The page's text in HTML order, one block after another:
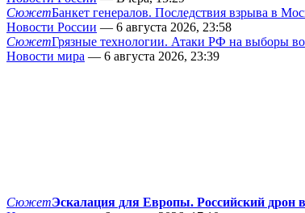
СюжетБанкет генералов. Последствия взрыва в
Новости России — 6 августа 2026, 23:58
СюжетГрязные технологии. Атаки РФ на выборы
Новости мира — 6 августа 2026, 23:39
СюжетЭскалация для Европы. Российский дрон